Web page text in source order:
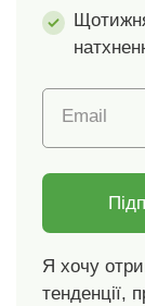
викидає хліб і
Email
Я хочу
тенденції,